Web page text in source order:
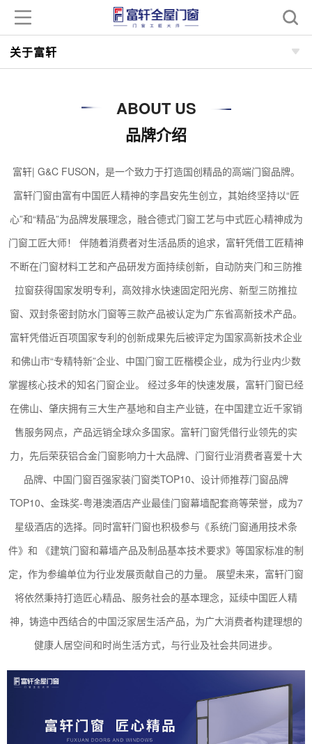
关于富轩
ABOUT US
品牌介绍
富轩| G&C FUSON，是一个致力于打造国创精品的高端门窗品牌。
富轩门窗由富有中国匠人精神的李昌安先生创立，其始终坚持以“匠
心”和“精品”为品牌发展理念，融合德式门窗工艺与中式匠心精神成为
门窗工匠大师！ 伴随着消费者对生活品质的追求，富轩凭借工匠精神
不断在门窗材料工艺和产品研发方面持续创新，自动防夹门和三防推
拉窗获得国家发明专利，高效排水快速固定阳光房、新型三防推拉
窗、双封条密封防水门窗等三款产品被认定为广东省高新技术产品。
富轩凭借近百项国家专利的创新成果先后被评定为国家高新技术企业
和佛山市“专精特新”企业、中国门窗工匠楷模企业，成为行业内少数
掌握核心技术的知名门窗企业。 经过多年的快速发展，富轩门窗已经
在佛山、肇庆拥有三大生产基地和自主产业链，在中国建立近千家销
售服务网点，产品远销全球众多国家。富轩门窗凭借行业领先的实
力，先后荣获铝合金门窗影响力十大品牌、门窗行业消费者喜爱十大
品牌、中国门窗百强家装门窗类TOP10、设计师推荐门窗品牌
TOP10、金珠奖-粤港澳酒店产业最佳门窗幕墙配套商等荣誉，成为7
星级酒店的选择。同时富轩门窗也积极参与《系统门窗通用技术条
件》和 《建筑门窗和幕墙产品及制品基本技术要求》等国家标准的制
定，作为参编单位为行业发展贡献自己的力量。 展望未来，富轩门窗
将依然秉持打造匠心精品、服务社会的基本理念，延续中国匠人精
神，铸造中西结合的中国泛家居生活产品，为广大消费者构建理想的
健康人居空间和时尚生活方式，与行业及社会共同进步。